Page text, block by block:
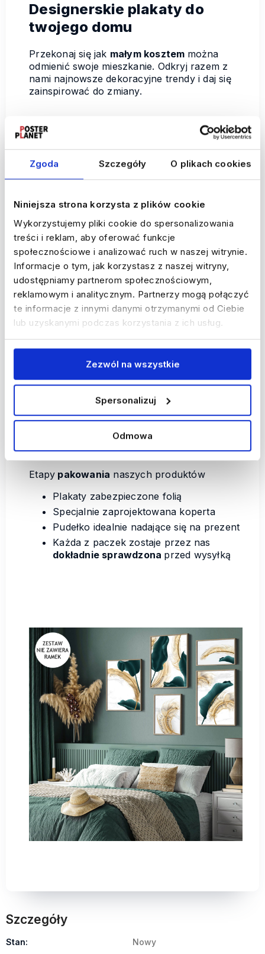
Zgoda Szczegóły O plikach cookies
Niniejsza strona korzysta z plików cookie
Wykorzystujemy pliki cookie do spersonalizowania
treści i reklam, aby oferować funkcje
społecznościowe i analizować ruch w naszej witrynie.
Informacje o tym, jak korzystasz z naszej witryny,
udostępniamy partnerom społecznościowym,
reklamowym i analitycznym. Partnerzy mogą połączyć
te informacje z innymi danymi otrzymanymi od Ciebie
lub uzyskanymi podczas korzystania z ich usług.
Zezwól na wszystkie
Spersonalizuj
Odmowa
Designerskie plakaty do
twojego domu
Przekonaj się jak małym kosztem można
odmienić swoje mieszkanie. Odkryj razem z
nami najnowsze dekoracyjne trendy i daj się
zainspirować do zmiany.
Starannie zapakowane
Etapy pakowania naszych produktów
Plakaty zabezpieczone folią
Specjalnie zaprojektowana koperta
Pudełko idealnie nadające się na prezent
Każda z paczek zostaje przez nas
dokładnie sprawdzona przed wysyłką
Szczegóły
Stan: Nowy